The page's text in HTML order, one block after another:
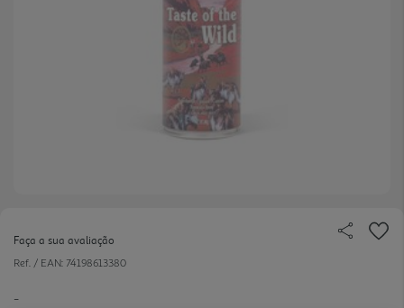
Faça a sua avaliação
Ref. / EAN: 74198613380
-